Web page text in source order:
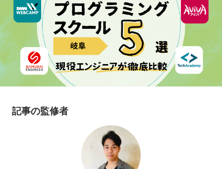
記事の監修者